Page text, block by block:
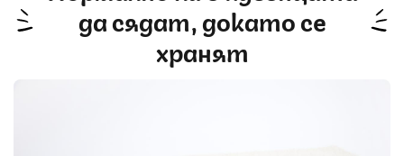
да сядат, докато се
хранят